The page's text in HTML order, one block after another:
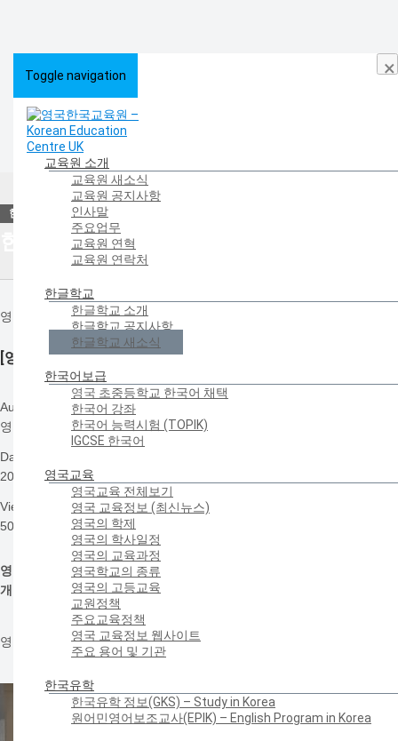
Toggle navigation
교육원 소개
교육원 새소식
교육원 공지사항
인사말
주요업무
교육원 연혁
교육원 연락처
한글학교
한글학교 소개
한글학교 공지사항
한글학교 새소식
한국어보급
영국 초중등학교 한국어 채택
한국어 강좌
한국어 능력시험 (TOPIK)
IGCSE 한국어
영국교육
영국교육 전체보기
영국 교육정보 (최신뉴스)
영국의 학제
영국의 학사일정
영국의 교육과정
영국학교의 종류
영국의 고등교육
교원정책
주요교육정책
영국 교육정보 웹사이트
주요 용어 및 기관
한국유학
한국유학 정보(GKS) – Study in Korea
원어민영어보조교사(EPIK) – English Program in Korea
×
한글학교 > 한글학교 새소식
한글학교 새소식
영국의 한글학교들이 전하는 새로운 소식을 만나보세요.
[영국북동부한글학교] 2021 가을/겨울학기 대면 개학식
Author
영국 북동부 한글학교
Date
2021-09-22 09:01
Views
5016
영국북동부한글학교 판데믹 이후 처음으로 치러진 대면 개학식
개학식 마친 후 ‘추석’ 관련 문화 수업 진행
영국북동부한글학교는 9월 18일 2021 가을/겨울학기 개학식을 했습니다.